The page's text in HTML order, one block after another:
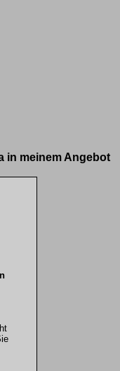
in meinem Angebot